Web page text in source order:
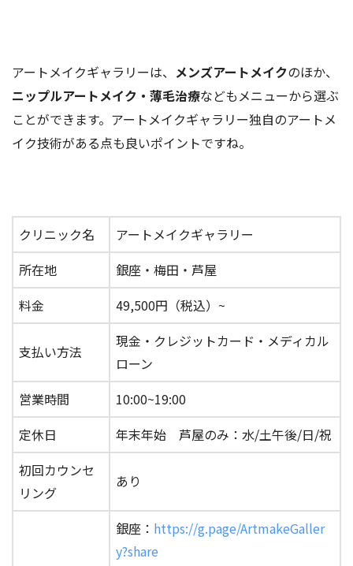
アートメイクギャラリーは、 メンズアートメイクのほか、
ニップルアートメイク・薄毛治療などもメニューから選ぶ
ことができます。アートメイクギャラリー独自のアートメ
イク技術がある点も良いポイントですね。
クリニック名
アートメイクギャラリー
所在地
銀座・梅田・芦屋
料金
49,500円（税込）~
支払い方法
現金・クレジットカード・メディカル
ローン
営業時間
10:00~19:00
定休日
年末年始 芦屋のみ：水/土午後/日/祝
初回カウンセ
リング
あり
銀座： https://g.page/ArtmakeGaller
y?share